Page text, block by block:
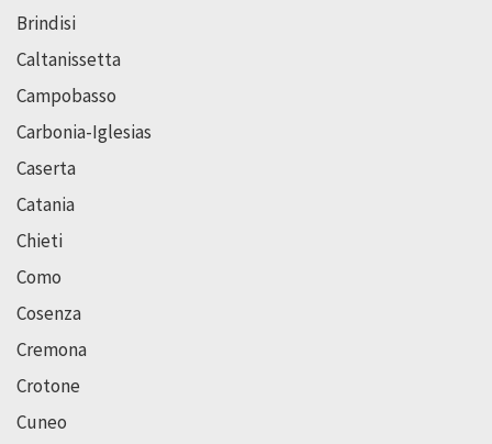
Brindisi
Caltanissetta
Campobasso
Carbonia-Iglesias
Caserta
Catania
Chieti
Como
Cosenza
Cremona
Crotone
Cuneo